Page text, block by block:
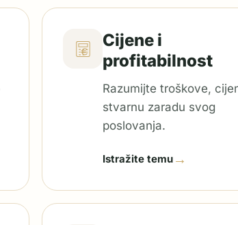
Cijene i
profitabilnost
Razumijte troškove,
stvarnu zaradu svog
poslovanja.
Istražite temu →